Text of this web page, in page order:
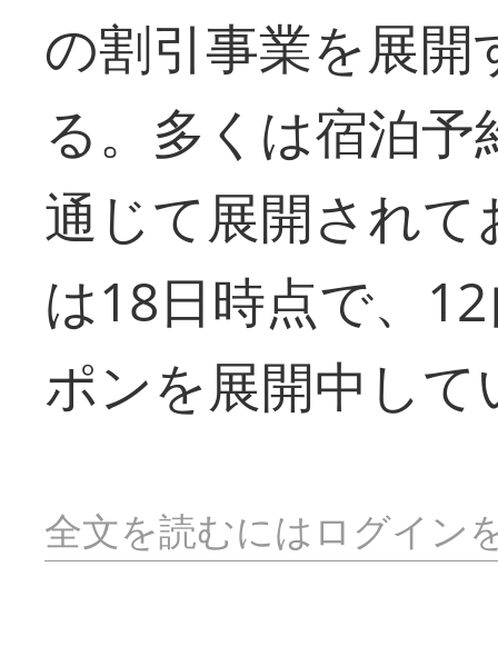
の割引事業を展
る。多くは宿泊
通じて展開され
は18日時点で、
ポンを展開中し
全文を読むにはログイン